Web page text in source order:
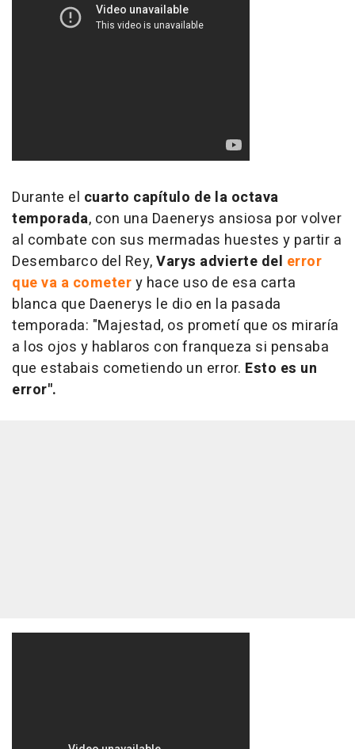
Durante el cuarto capítulo de la octava
temporada, con una Daenerys ansiosa por volver
al combate con sus mermadas huestes y partir a
Desembarco del Rey,Varys advierte del error
que va a cometery hace uso de esa carta
blanca que Daenerys le dio en la pasada
temporada: "Majestad, os prometí que os miraría
a los ojos y hablaros con franqueza si pensaba
que estabais cometiendo un error. Esto es un
error".